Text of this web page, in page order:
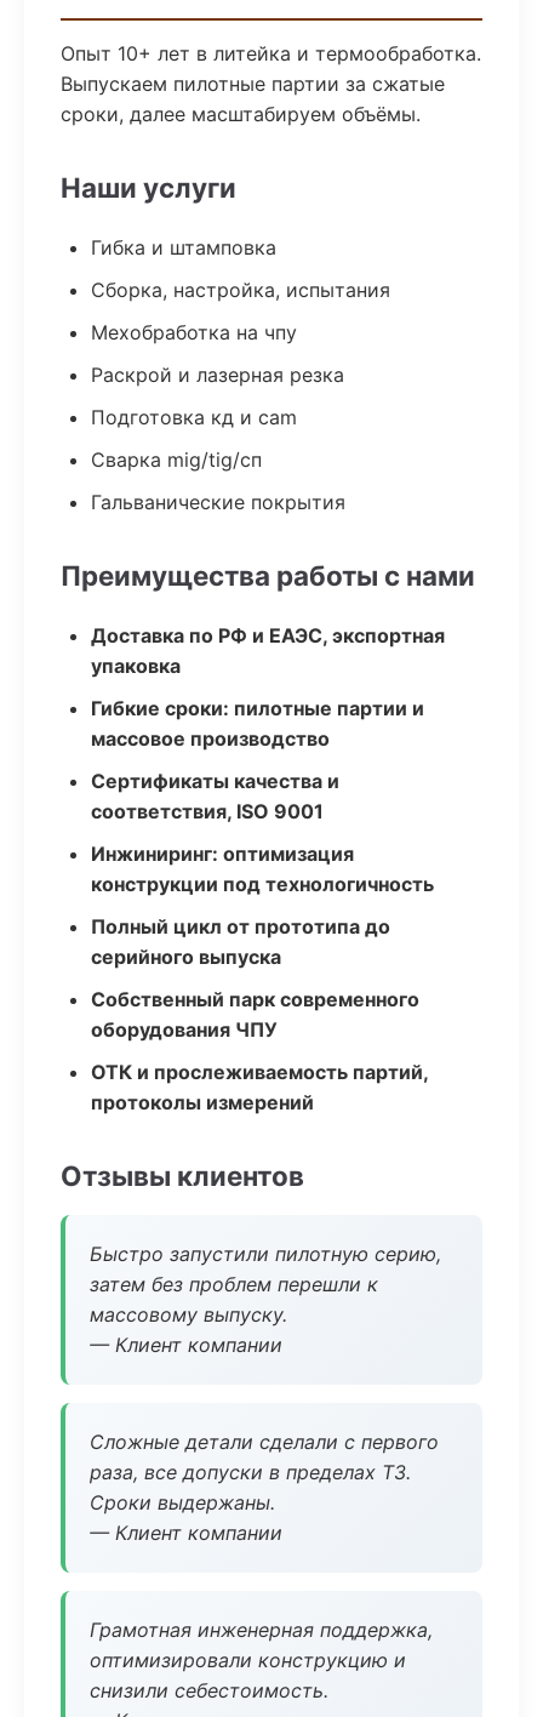
Опыт 10+ лет в литейка и термообработка.
Выпускаем пилотные партии за сжатые
сроки, далее масштабируем объёмы.
Наши услуги
Гибка и штамповка
Сборка, настройка, испытания
Мехобработка на чпу
Раскрой и лазерная резка
Подготовка кд и cam
Сварка mig/tig/сп
Гальванические покрытия
Преимущества работы с нами
Доставка по РФ и ЕАЭС, экспортная
упаковка
Гибкие сроки: пилотные партии и
массовое производство
Сертификаты качества и
соответствия, ISO 9001
Инжиниринг: оптимизация
конструкции под технологичность
Полный цикл от прототипа до
серийного выпуска
Собственный парк современного
оборудования ЧПУ
ОТК и прослеживаемость партий,
протоколы измерений
Отзывы клиентов
Быстро запустили пилотную серию,
затем без проблем перешли к
массовому выпуску.
— Клиент компании
Сложные детали сделали с первого
раза, все допуски в пределах ТЗ.
Сроки выдержаны.
— Клиент компании
Грамотная инженерная поддержка,
оптимизировали конструкцию и
снизили себестоимость.